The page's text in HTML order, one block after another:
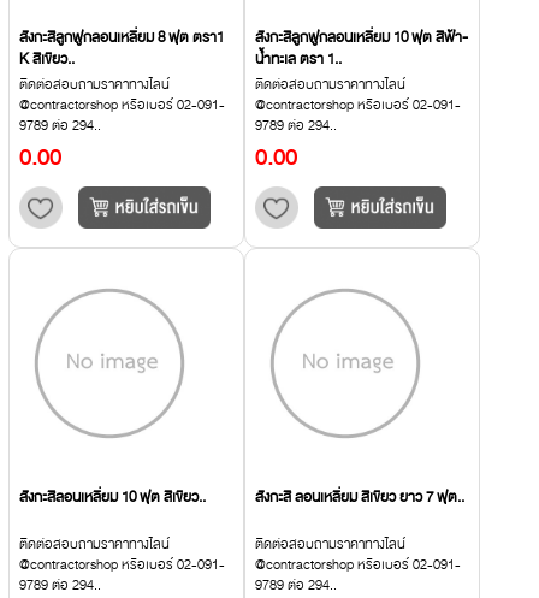
สังกะสีลูกฟูกลอนเหลี่ยม 8 ฟุต ตรา1
K สีเขียว..
ติดต่อสอบถามราคาทางไลน์
@contractorshop หรือเบอร์ 02-091-
9789 ต่อ 294..
0.00
สังกะสีลูกฟูกลอนเหลี่ยม 10 ฟุต สีฟ้า-
น้ำทะเล ตรา 1..
ติดต่อสอบถามราคาทางไลน์
@contractorshop หรือเบอร์ 02-091-
9789 ต่อ 294..
0.00
สังกะสีลอนเหลี่ยม 10 ฟุต สีเขียว..
ติดต่อสอบถามราคาทางไลน์
@contractorshop หรือเบอร์ 02-091-
9789 ต่อ 294..
สังกะสี ลอนเหลี่ยม สีเขียว ยาว 7 ฟุต..
ติดต่อสอบถามราคาทางไลน์
@contractorshop หรือเบอร์ 02-091-
9789 ต่อ 294..